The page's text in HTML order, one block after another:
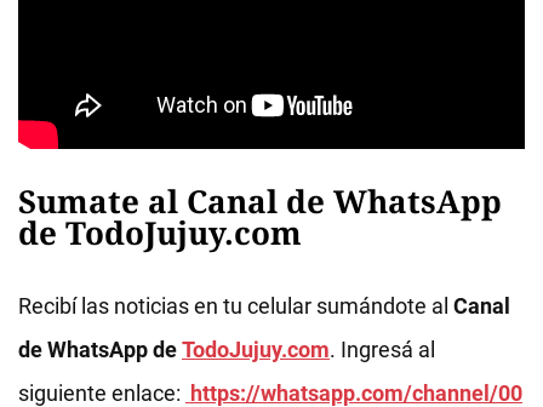
Sumate al Canal de WhatsApp
de TodoJujuy.com
Recibí las noticias en tu celular sumándote al Canal
de WhatsApp deTodoJujuy.com. Ingresá al
siguiente enlace: https://whatsapp.com/channel/00